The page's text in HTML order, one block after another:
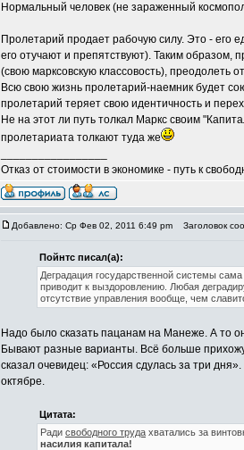
Нормальный человек (не зараженный
Пролетарий продает рабочую силу. Это - его
его отучают и препятствуют). Таким образом,
(свою марксовскую классовость), преодолеть
Всю свою жизнь пролетарий-наемник будет
пролетарий теряет свою идентичность и
Не на этот ли путь толкал Маркс своим
пролетариата толкают туда же
Отказ от стоимости в экономике - путь к
Добавлено: Ср Фев 02, 2011 6:49 pm Заголовок
Пойнтс писал(а):
Деградация государственной системы
приводит к выздоровлению. Любая
отсутствие управления вообще, чем
Надо было сказать пацанам на Манеже. А то
Бывают разные варианты. Всё больше
сказал очевидец: «Россия сдулась за три
октябре.
Цитата:
Ради свободного труда хватались за
насилия капитала!